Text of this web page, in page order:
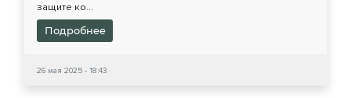
защите ко...
Подробнее
26 мая 2025 - 18:43